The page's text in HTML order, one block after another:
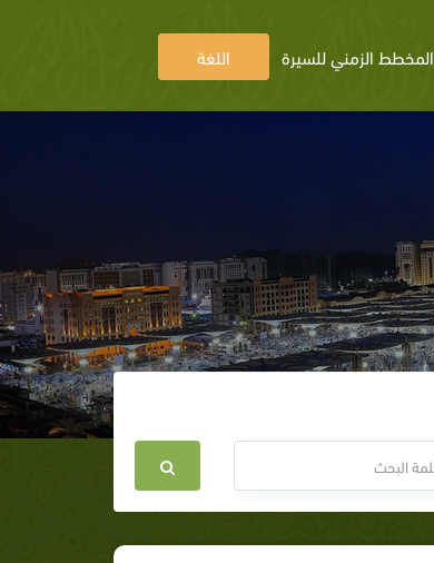
المخطط الزمني للسيرة اللغة